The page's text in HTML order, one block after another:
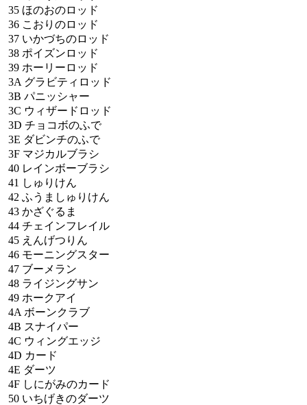
35 ほのおのロッド
36 こおりのロッド
37 いかづちのロッド
38 ポイズンロッド
39 ホーリーロッド
3A グラビティロッド
3B パニッシャー
3C ウィザードロッド
3D チョコボのふで
3E ダビンチのふで
3F マジカルブラシ
40 レインボーブラシ
41 しゅりけん
42 ふうましゅりけん
43 かざぐるま
44 チェインフレイル
45 えんげつりん
46 モーニングスター
47 ブーメラン
48 ライジングサン
49 ホークアイ
4A ボーンクラブ
4B スナイパー
4C ウィングエッジ
4D カード
4E ダーツ
4F しにがみのカード
50 いちげきのダーツ